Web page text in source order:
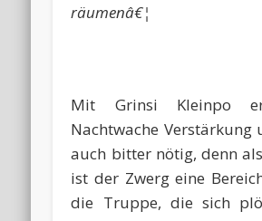
räumenâ€¦
Mit Grinsi Kleinpo
Nachtwache Verstärkung
auch bitter nötig, denn
ist der Zwerg eine
die Truppe, die sich